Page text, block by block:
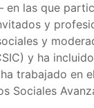
las que
y
y
y ha
trabajado en
Sociales